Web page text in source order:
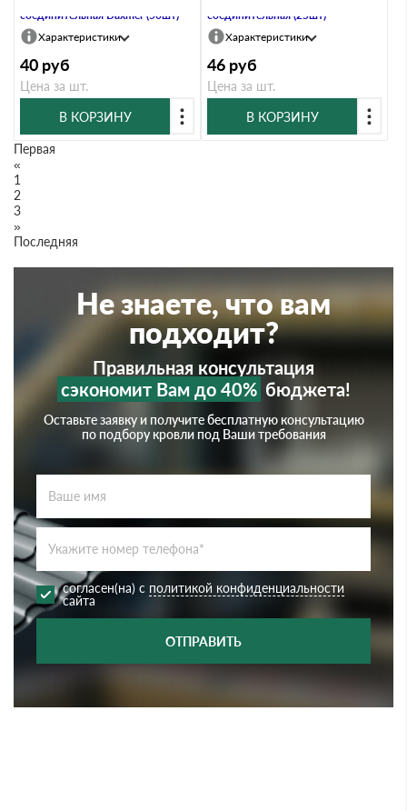
соединительная Daxmer (50шт)
Характеристики
40 руб
Цена за шт.
В КОРЗИНУ
соединительная (25шт)
Характеристики
46 руб
Цена за шт.
В КОРЗИНУ
Первая
«
1
2
3
»
Последняя
Не знаете, что вам
подходит?
Правильная консультация
сэкономит Вам до 40% бюджета!
Оставьте заявку и получите бесплатную консультацию
по подбору кровли под Ваши требования
согласен(на) с политикой конфиденциальности
сайта
ОТПРАВИТЬ